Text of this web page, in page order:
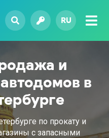
RU
и
в
по прокату и
с запасными